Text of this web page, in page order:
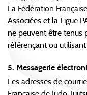
La Fédération
Associées et la Ligue
ne peuvent être tenus
référençant ou
5. Messagerie
Les adresses de